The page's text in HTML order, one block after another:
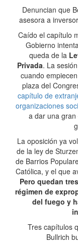
Denuncian que
asesora a
Caído el capítulo
Gobierno
queda de la
Privada. La
cuando
plaza del
capítulo de
organizaciones
a dar una
La oposición ya
de la ley de
de Barrios
Católica, y el que
Pero quedan
régimen de
del fuego y
Tres capítulos
Bullrich